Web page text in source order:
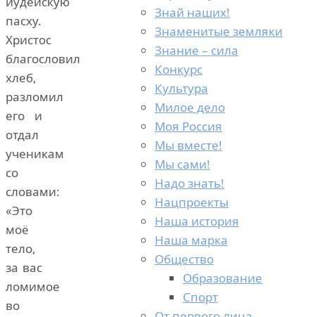
пасху.
Христос
благословил
хлеб,
разломил
его и
отдал
ученикам
со
словами:
«Это
моё
тело,
за вас
ломимое
во
Знай наших!
Знаменитые земляки
Знание – сила
Конкурс
Культура
Милое дело
Моя Россия
Мы вместе!
Мы сами!
Надо знать!
Нацпроекты
Наша история
Наша марка
Общество
Образование
Спорт